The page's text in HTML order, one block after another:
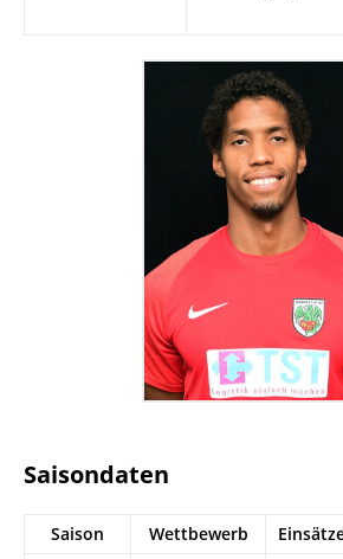
Saisondaten
Saison Wettbewerb